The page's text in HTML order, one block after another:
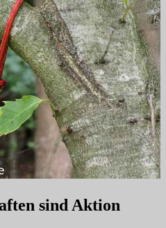
sind Aktion